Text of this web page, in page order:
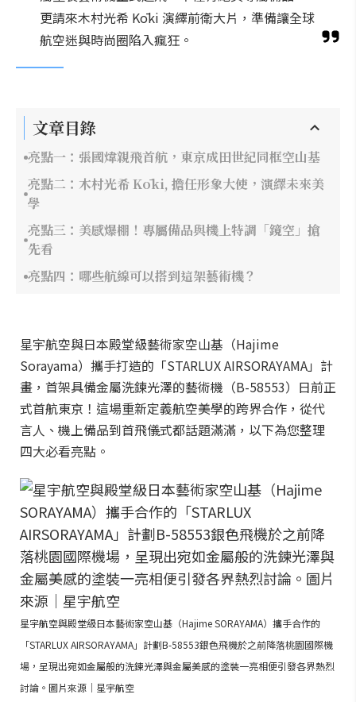
更請來木村光希 Kōki 演繹前衛大片，準備讓全球
航空迷與時尚圈陷入瘋狂。
文章目錄
亮點一：張國煒親飛首航，東京成田世紀同框空山基
亮點二：木村光希 Kōki, 擔任形象大使，演繹未來美
學
亮點三：美感爆棚！專屬備品與機上特調「鏡空」搶
先看
亮點四：哪些航線可以搭到這架藝術機？
星宇航空與日本殿堂級藝術家空山基（Hajime
Sorayama）攜手打造的「STARLUX AIRSORAYAMA」計
畫，首架具備金屬洗鍊光澤的藝術機（B-58553）日前正
式首航東京！這場重新定義航空美學的跨界合作，從代
言人、機上備品到首飛儀式都話題滿滿，以下為您整理
四大必看亮點。
星宇航空與殿堂級日本藝術家空山基（Hajime SORAYAMA）攜手合作的
「STARLUX AIRSORAYAMA」計劃B-58553銀色飛機於之前降落桃園國際機
場，呈現出宛如金屬般的洗鍊光澤與金屬美感的塗裝一亮相便引發各界熱烈
討論。圖片來源｜星宇航空